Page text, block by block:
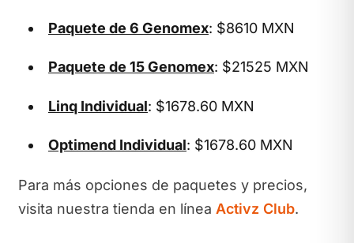
Paquete de 6 Genomex: $8610 MXN
Paquete de 15 Genomex: $21525 MXN
Linq Individual: $1678.60 MXN
Optimend Individual: $1678.60 MXN
Para más opciones de paquetes y precios,
visita nuestra tienda en línea Activz Club.